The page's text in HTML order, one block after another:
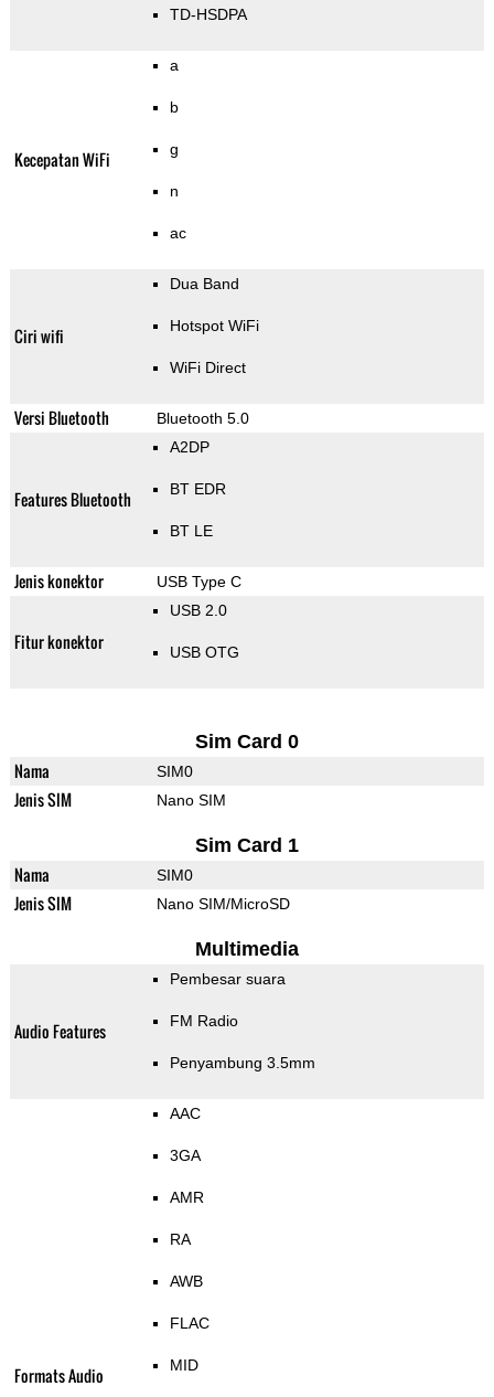
TD-HSDPA
Kecepatan WiFi
a
b
g
n
ac
Ciri wifi
Dua Band
Hotspot WiFi
WiFi Direct
Versi Bluetooth Bluetooth 5.0
Features Bluetooth
A2DP
BT EDR
BT LE
Jenis konektor USB Type C
Fitur konektor
USB 2.0
USB OTG
Sim Card 0
Nama SIM0
Jenis SIM Nano SIM
Sim Card 1
Nama SIM0
Jenis SIM Nano SIM/MicroSD
Multimedia
Audio Features
Pembesar suara
FM Radio
Penyambung 3.5mm
Formats Audio
AAC
3GA
AMR
RA
AWB
FLAC
MID